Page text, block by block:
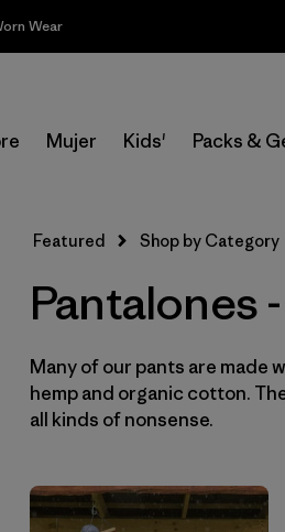
Wear
Mujer Kids' Packs &
Featured Shop by Category
Pantalones
Many of our pants are made
hemp and organic cotton.
all kinds of nonsense.